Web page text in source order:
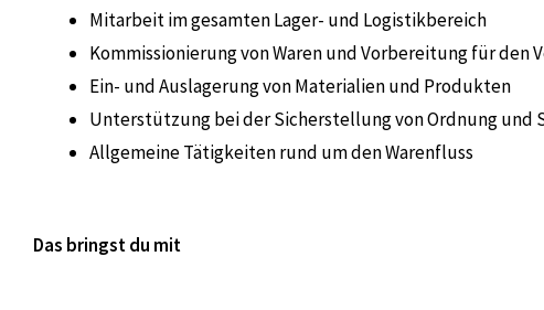
Mitarbeit im gesamten Lager- und Logistikbereich
Kommissionierung von Waren und Vorbereitung für den
Ein- und Auslagerung von Materialien und Produkten
Unterstützung bei der Sicherstellung von Ordnung und
Allgemeine Tätigkeiten rund um den Warenfluss
Das bringst du mit